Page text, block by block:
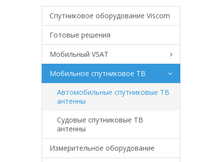
Спутниковое оборудование Viscom
Готовые решения
Мобильный VSAT
Мобильное спутниковое ТВ
Автомобильные спутниковые ТВ
антенны
Судовые спутниковые ТВ
антенны
Измерительное оборудование